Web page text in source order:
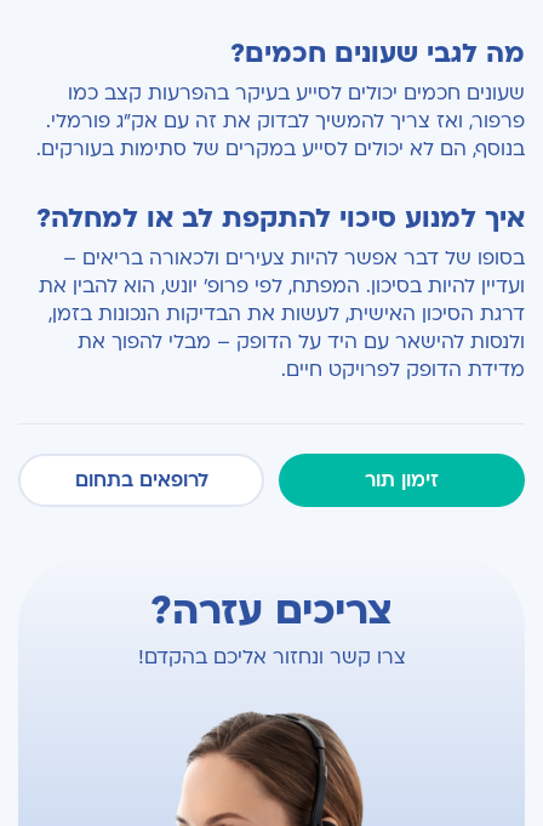
מה לגבי שעונים חכמים?
שעונים חכמים יכולים לסייע בעיקר בהפרעות קצב כמו
פרפור, ואז צריך להמשיך לבדוק את זה עם אק”ג פורמלי.
בנוסף, הם לא יכולים לסייע במקרים של סתימות בעורקים.
איך למנוע סיכוי להתקפת לב או למחלה?
בסופו של דבר אפשר להיות צעירים ולכאורה בריאים –
ועדיין להיות בסיכון. המפתח, לפי פרופ’ יונש, הוא להבין את
דרגת הסיכון האישית, לעשות את הבדיקות הנכונות בזמן,
ולנסות להישאר עם היד על הדופק – מבלי להפוך את
מדידת הדופק לפרויקט חיים.
זימון תור לרופאים בתחום
צריכים עזרה?
צרו קשר ונחזור אליכם בהקדם!